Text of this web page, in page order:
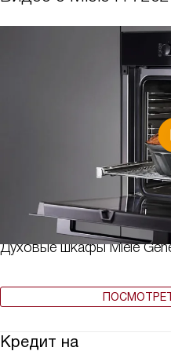
Духовые шкафы Miele
Кредит на